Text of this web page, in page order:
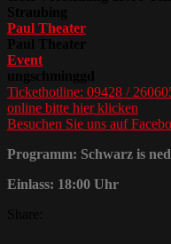
Paul Theater
Event
Tickethotline: 09428 /
online bitte hier klicken
Besuchen Sie uns auf
Programm: Schwarz is
Einlass: 18:00 Uhr